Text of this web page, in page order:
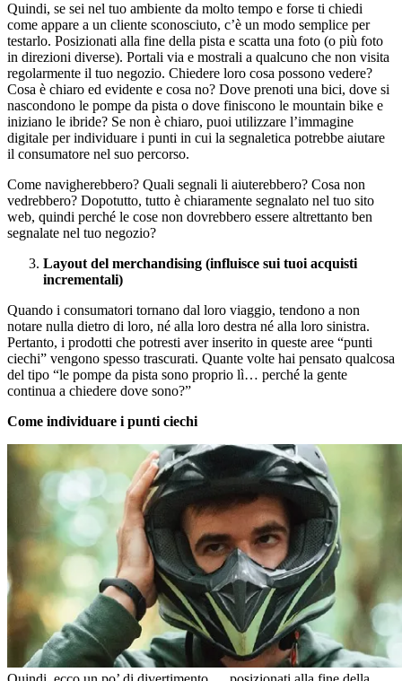
Quindi, se sei nel tuo ambiente da molto tempo e forse ti chiedi
come appare a un cliente sconosciuto, c’è un modo semplice per
testarlo. Posizionati alla fine della pista e scatta una foto (o più foto
in direzioni diverse). Portali via e mostrali a qualcuno che non visita
regolarmente il tuo negozio. Chiedere loro cosa possono vedere?
Cosa è chiaro ed evidente e cosa no? Dove prenoti una bici, dove si
nascondono le pompe da pista o dove finiscono le mountain bike e
iniziano le ibride? Se non è chiaro, puoi utilizzare l’immagine
digitale per individuare i punti in cui la segnaletica potrebbe aiutare
il consumatore nel suo percorso.
Come navigherebbero? Quali segnali li aiuterebbero? Cosa non
vedrebbero? Dopotutto, tutto è chiaramente segnalato nel tuo sito
web, quindi perché le cose non dovrebbero essere altrettanto ben
segnalate nel tuo negozio?
Layout del merchandising (influisce sui tuoi acquisti
incrementali)
Quando i consumatori tornano dal loro viaggio, tendono a non
notare nulla dietro di loro, né alla loro destra né alla loro sinistra.
Pertanto, i prodotti che potresti aver inserito in queste aree “punti
ciechi” vengono spesso trascurati. Quante volte hai pensato qualcosa
del tipo “le pompe da pista sono proprio lì… perché la gente
continua a chiedere dove sono?”
Come individuare i punti ciechi